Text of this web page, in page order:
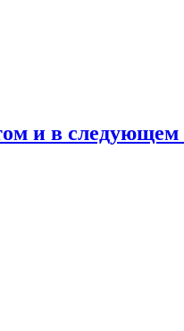
и в следующем